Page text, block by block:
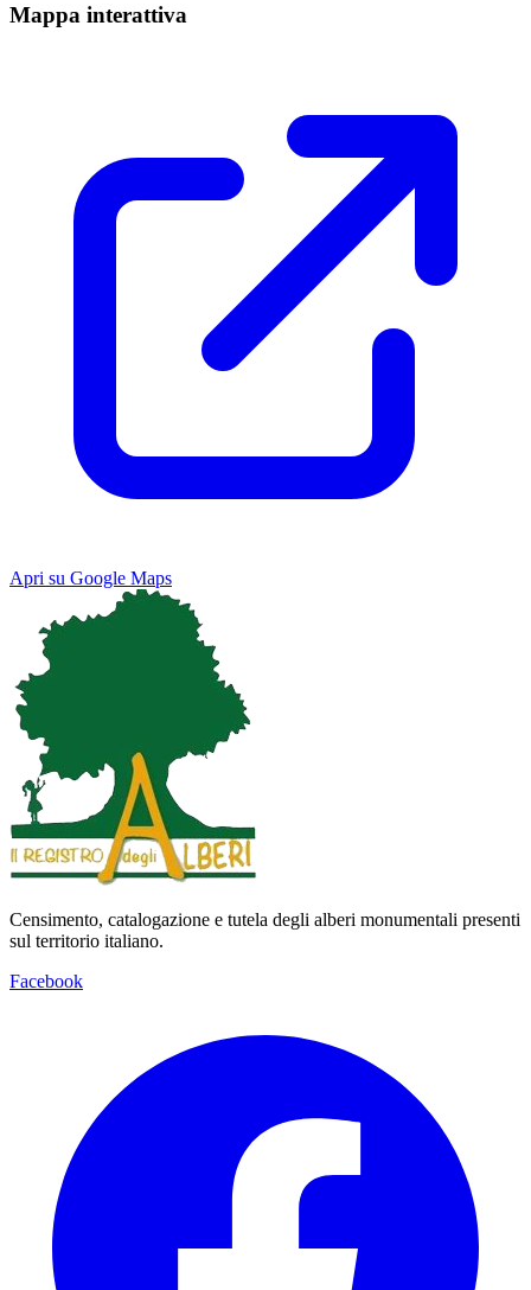
Mappa interattiva
Apri su Google Maps
Map Satellite
Keyboard shortcuts
Censimento, catalogazione e tutela degli alberi monumentali presenti
sul territorio italiano.
Facebook